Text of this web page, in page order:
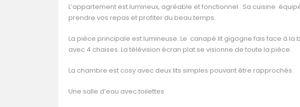
L’appartement est lumineux, agréable et fonctionnel . Sa cuisine
prendre vos repas et profiter du beau temps.
La pièce principale est lumineuse. Le canapé lit gigogne fais face à
avec 4 chaises. La télévision écran plat se visionne de toute la pièce.
La chambre est cosy avec deux lits simples pouvant être rapprochés.
Une salle d’eau avec toilettes